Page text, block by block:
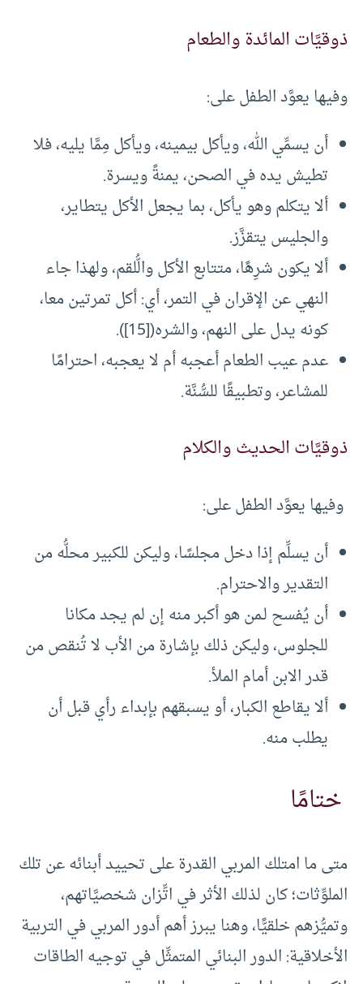
ذوقيَّات المائدة والطعام
وفيها يعوَّد الطفل على:
أن يسمِّي الله، ويأكل بيمينه، ويأكل مِمَّا يليه، فلا
تطيش يده في الصحن، يمنةً ويسرة.
ألا يتكلم وهو يأكل، بما يجعل الأكل يتطاير،
والجليس يتقزَّز.
ألا يكون شرِهًا، متتابع الأكل والُّلقم، ولهذا جاء
النهي عن الإقران في التمر، أي: أكل تمرتين معا،
كونه يدل على النهم، والشره([15]).
عدم عيب الطعام أعجبه أم لا يعجبه، احترامًا
للمشاعر، وتطبيقًا للسُّنَّة.
ذوقيَّات الحديث والكلام
وفيها يعوَّد الطفل على:
أن يسلِّم إذا دخل مجلسًا، وليكن للكبير محلُّه من
التقدير والاحترام.
أن يُفسح لـمن هو أكبر منه إن لم يجد مكانا
للجلوس، وليكن ذلك بإشارة من الأب لا تُنقص من
قدر الابن أمام الملأ.
ألا يقاطع الكبار، أو يسبقهم بإبداء رأي قبل أن
يطلب منه.
ختامًا
متى ما امتلك المربي القدرة على تحييد أبنائه عن تلك
الملوِّثات؛ كان لذلك الأثر في اتِّزان شخصيَّاتهم،
وتميُّزهم خلقيًّا، وهنا يبرز أهم أدور المربي في التربية
الأخلاقية: الدور البنائي المتمثِّل في توجيه الطاقات